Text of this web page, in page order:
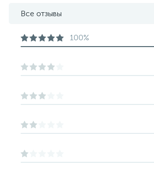
Все отзывы
100%